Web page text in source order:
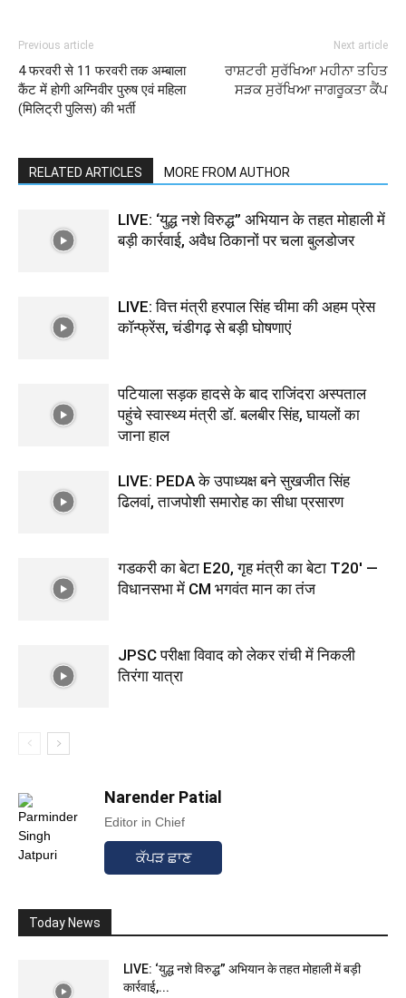
Previous article
4 फरवरी से 11 फरवरी तक अम्बाला
कैंट में होगी अग्निवीर पुरुष एवं महिला
(मिलिट्री पुलिस) की भर्ती
Next article
ਰਾਸ਼ਟਰੀ ਸੁਰੱਖਿਆ ਮਹੀਨਾ ਤਹਿਤ
ਸੜਕ ਸੁਰੱਖਿਆ ਜਾਗਰੂਕਤਾ ਕੈਂਪ
RELATED ARTICLES MORE FROM AUTHOR
LIVE: ‘युद्ध नशे विरुद्ध” अभियान के तहत मोहाली में
बड़ी कार्रवाई, अवैध ठिकानों पर चला बुलडोजर
LIVE: वित्त मंत्री हरपाल सिंह चीमा की अहम प्रेस
कॉन्फ्रेंस, चंडीगढ़ से बड़ी घोषणाएं
पटियाला सड़क हादसे के बाद राजिंदरा अस्पताल
पहुंचे स्वास्थ्य मंत्री डॉ. बलबीर सिंह, घायलों का
जाना हाल
LIVE: PEDA के उपाध्यक्ष बने सुखजीत सिंह
ढिलवां, ताजपोशी समारोह का सीधा प्रसारण
गडकरी का बेटा E20, गृह मंत्री का बेटा T20′ —
विधानसभा में CM भगवंत मान का तंज
JPSC परीक्षा विवाद को लेकर रांची में निकली
तिरंगा यात्रा
Narender Patial
Editor in Chief
ਕੱਪੜ ਛਾਣ
Today News
LIVE: ‘युद्ध नशे विरुद्ध” अभियान के तहत मोहाली में बड़ी
कार्रवाई,...